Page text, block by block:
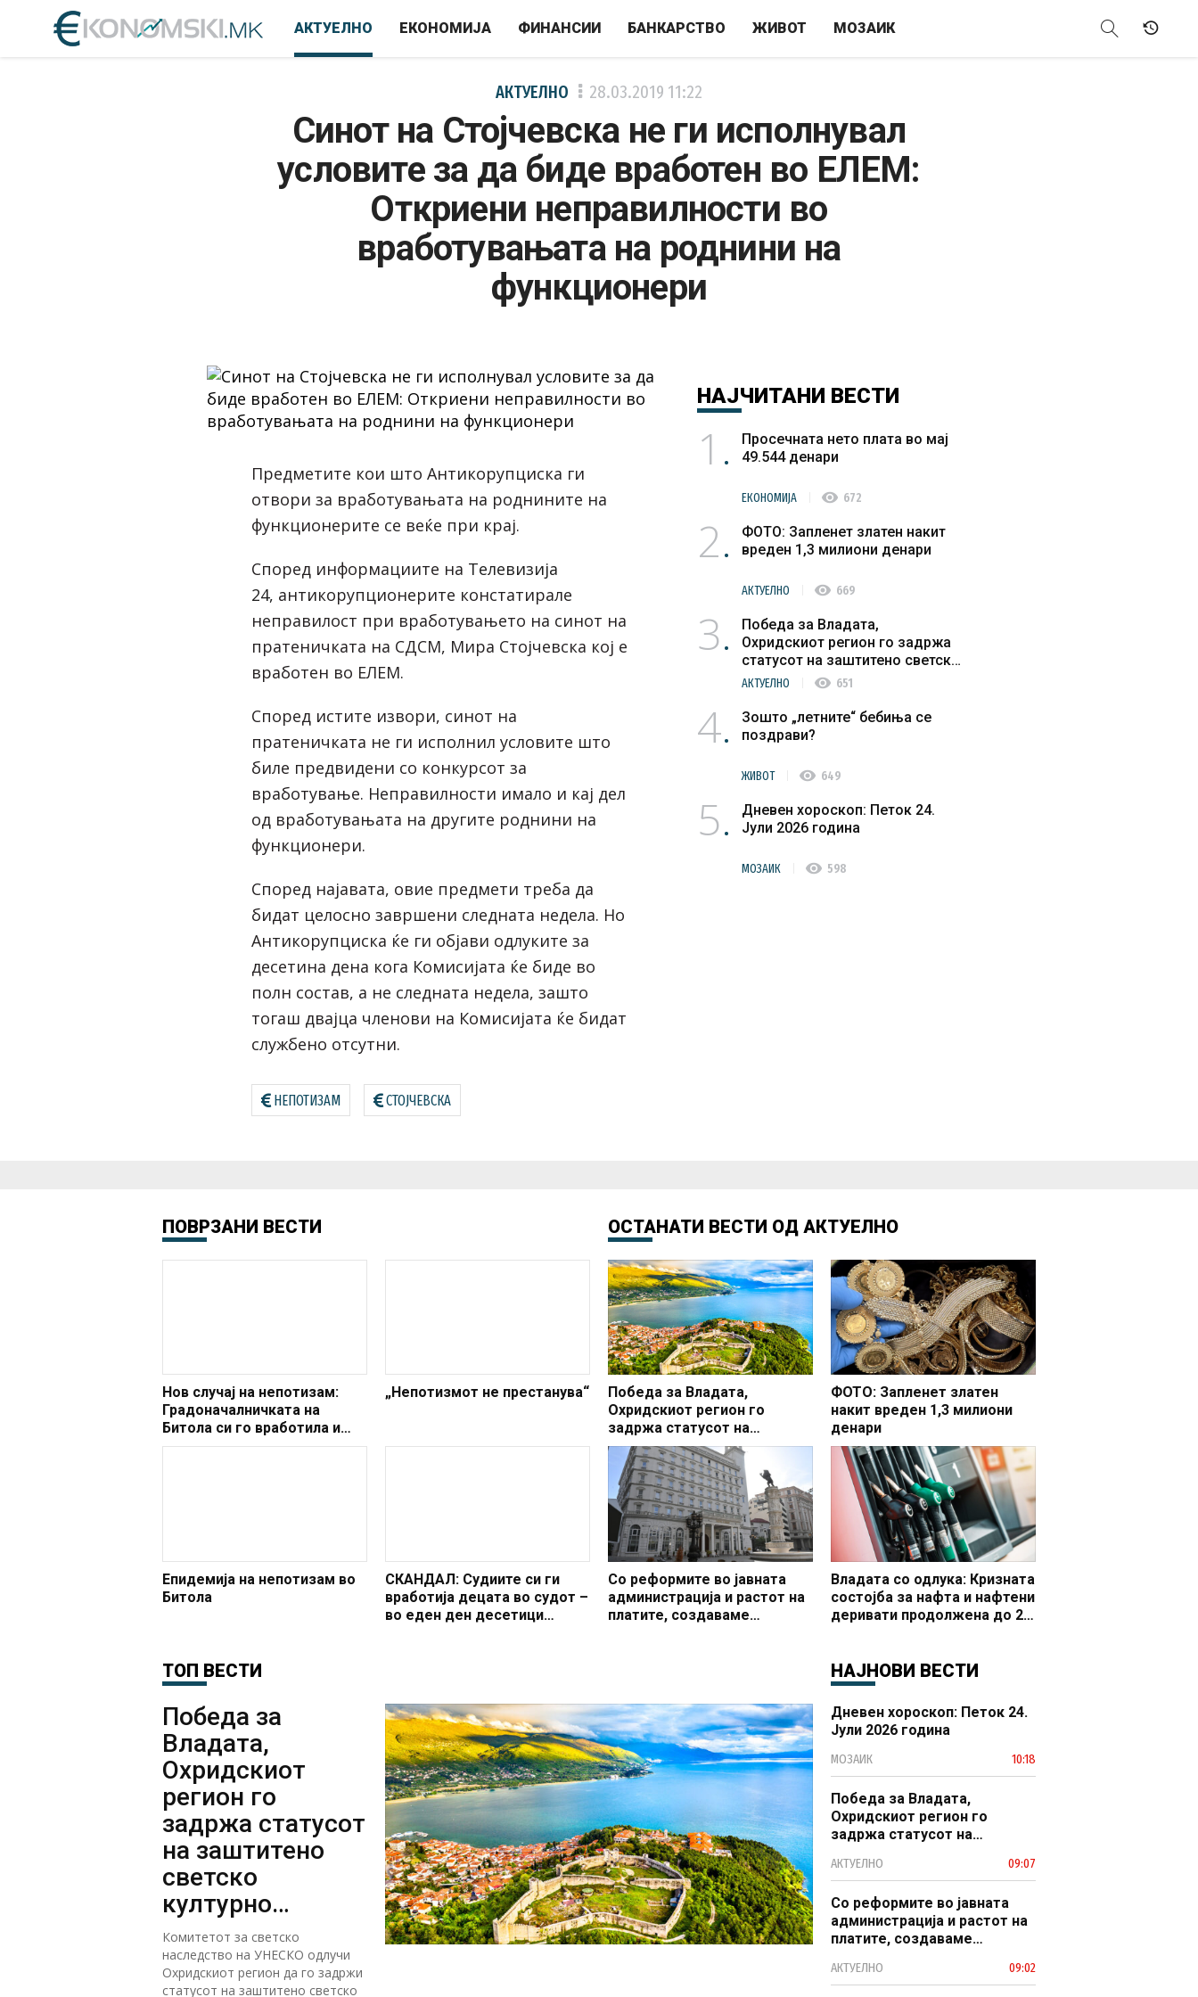
АКТУЕЛНО ЕКОНОМИЈА ФИНАНСИИ БАНКАРСТВО ЖИВОТ МОЗАИК
АКТУЕЛНО 28.03.2019 11:22
Синот на Стојчевска не ги исполнувал
условите за да биде вработен во ЕЛЕМ:
Откриени неправилности во
вработувањата на роднини на
функционери
Предметите кои што Антикорупциска ги
отвори за вработувањата на роднините на
функционерите се веќе при крај.
Според информациите на Телевизија
24, антикорупционерите констатирале
неправилост при вработувањето на синот на
пратеничката на СДСМ, Мира Стојчевска кој е
вработен во ЕЛЕМ.
Според истите извори, синот на
пратеничката не ги исполнил условите што
биле предвидени со конкурсот за
вработување. Неправилности имало и кај дел
од вработувањата на другите роднини на
функционери.
Според најавата, овие предмети треба да
бидат целосно завршени следната недела. Но
Антикорупциска ќе ги објави одлуките за
десетина дена кога Комисијата ќе биде во
полн состав, а не следната недела, зашто
тогаш двајца членови на Комисијата ќе бидат
службено отсутни.
НЕПОТИЗАМ СТОЈЧЕВСКА
НАЈЧИТАНИ ВЕСТИ
1
Просечната нето плата во мај
49.544 денари
ЕКОНОМИЈА visibility 672
2
ФОТО: Запленет златен накит
вреден 1,3 милиони денари
АКТУЕЛНО visibility 669
3
Победа за Владата,
Охридскиот регион го задржа
статусот на заштитено светско
културно наследство
АКТУЕЛНО visibility 651
4
Зошто „летните“ бебиња се
поздрави?
ЖИВОТ visibility 649
5
Дневен хороскоп: Петок 24.
Јули 2026 година
МОЗАИК visibility 598
ПОВРЗАНИ ВЕСТИ
Нов случај на непотизам:
Градоначалничката на
Битола си го вработила и
братучедот (ФОТО)
„Непотизмот не престанува“
Епидемија на непотизам во
Битола
СКАНДАЛ: Судиите си ги
вработија децата во судот –
во еден ден десетици
ОСТАНАТИ ВЕСТИ ОД АКТУЕЛНО
Победа за Владата,
Охридскиот регион го
задржа статусот на
заштитено светско културно
наследство
Со реформите во јавната
администрација и растот на
платите, создаваме
ФОТО: Запленет златен
накит вреден 1,3 милиони
денари
Владата со одлука: Кризната
состојба за нафта и нафтени
деривати продолжена до 20
ТОП ВЕСТИ
Победа за
Владата,
Охридскиот
регион го
задржа статусот
на заштитено
светско
културно
наследство
Комитетот за светско
наследство на УНЕСКО одлучи
Охридскиот регион да го задржи
статусот на заштитено светско
НАЈНОВИ ВЕСТИ
Дневен хороскоп: Петок 24.
Јули 2026 година
МОЗАИК 10:18
Победа за Владата,
Охридскиот регион го
задржа статусот на
наследство
АКТУЕЛНО 09:07
Со реформите во јавната
администрација и растот на
платите, создаваме
модерен јавен сектор
АКТУЕЛНО 09:02